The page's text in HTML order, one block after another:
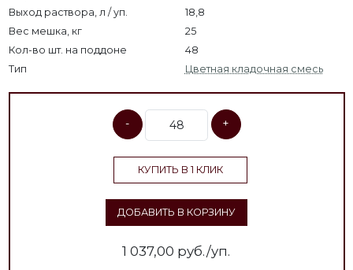
Выход раствора, л / уп.
18,8
Вес мешка, кг
25
Кол-во шт. на поддоне
48
Тип
Цветная кладочная смесь
- +
КУПИТЬ В 1 КЛИК
ДОБАВИТЬ В КОРЗИНУ
1 037,00 руб./уп.